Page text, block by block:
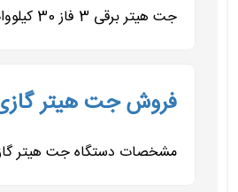
جت هیتر برقی 3 فاز 30 کیلووات ویژگی‌های جت هیتر برقی 30 کیلووات سه فاز دکتر قشلاق توان حرارتی 30 کیلووات برای گرمایش...
فروش جت هیتر
مشخصات دستگاه جت هیتر گازی دوگانه